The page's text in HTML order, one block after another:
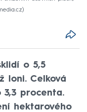
o 5,5
loni. Celková
procenta.
hektarového